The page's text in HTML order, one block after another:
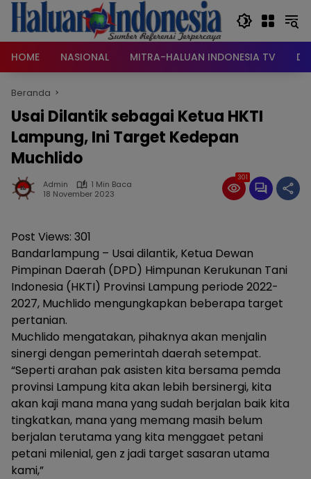
Langsung
konten
HOME
NASIONAL MITRA-HALUAN INDONESIA TV
Beranda
Usai Dilantik sebagai Ketua HKTI
Lampung, Ini Target Kedepan
Muchlido
Admin
1 Min Baca
18 November 2023
301
Post Views: 301
Bandarlampung – Usai dilantik, Ketua Dewan
Pimpinan Daerah (DPD) Himpunan Kerukunan Tani
Indonesia (HKTI) Provinsi Lampung periode 2022-
2027, Muchlido mengungkapkan beberapa target
pertanian.
Muchlido mengatakan, pihaknya akan menjalin
sinergi dengan pemerintah daerah setempat.
“Seperti arahan pak asisten kita bersama pemda
provinsi Lampung kita akan lebih bersinergi, kita
akan kaji mana mana yang sudah berjalan baik kita
tingkatkan, mana yang memang masih belum
berjalan terutama yang kita menggaet petani
petani milenial, gen z jadi target sasaran utama
kami,”